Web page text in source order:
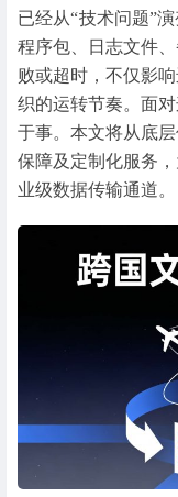
已经从“技术问题”
程序包、日志文件
败或超时，不仅影
织的运转节奏。 面
于事。本文将从底
保障及定制化服务
业级数据传输通道。